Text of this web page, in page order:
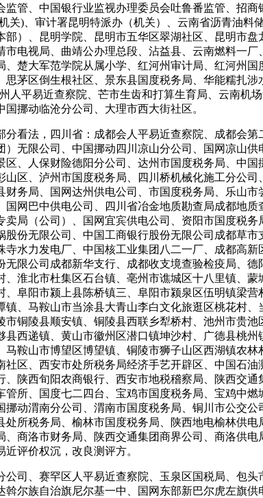
管、中国银行业监视办理委员会吐鲁番监管、招
关)、审计署昆明特派办（机关）、云南省沥青油
）、昆明学院、昆明市五华区翠湖社区、昆明市
电视局、曲靖公办理总段、沾益县、云南燃料一
楚大军范学院从属小学、红河州审计局、红河州
茅区倒生根社区、景东县国度税务局、华能糯扎
人平易近查察院、芒市生齿和打算生育局、云南机
挪动临沧分公司、大理市西大街社区。
法，四川省：成都会人平易近查察院、成都会第
无限公司、中国挪动四川凉山分公司、国网凉山
、人保财险德阳分公司、达州市国度税务局、中
区、泸州市国度税务局、四川桥机械化施工分公
务局、国网达州供电公司、市国度税务局、乐山
网巴中供电公司、四川省冶金地质勘查局成都地
局（公司）、国网宜宾供电公司、资阳市国度税
份无限公司、中国工商银行股份无限公司成都草
水力发电厂、中国核工业集团八二一厂、成都高
限公司成都新华支行、成都收支境查验检疫局、
淮北市杜集区石台镇、亳州市谯城区十八里镇、
阜阳市颍上县陈桥镇三、阜阳市颍泉区伍明镇梁
、马鞍山市当涂县大青山李白文化旅逛区桃花村
铜陵县顺安镇、铜陵县西联乡犁桥村、池州市贵
西递镇、黄山市徽州区潜口镇坤沙村、广德县桃
鞍山市博望区博望镇、铜陵市狮子山区西湖镇农
区、西安市处所税务局经济手艺开辟区、中国石
陕西旬阳农商银行、西安市地税稽察局、陕西交
所、国度七二四台、宝鸡市国度税务局、宝鸡中
动渭南分公司、渭南市国度税务局、铜川市公交
所税务局、榆林市国度税务局、陕西地电榆林供
商洛市财务局、陕西交通集团商界公司、商洛供
评价权沉，改良测评方。
、赛罕区人平易近查察院、玉泉区国税局、包头
尔族自治旗尼尔基一中、国网东部新巴尔虎左旗